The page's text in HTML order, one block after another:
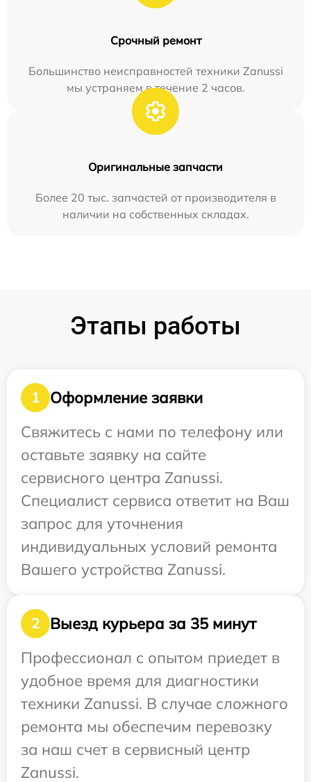
Срочный ремонт
Большинство неисправностей техники Zanussi
мы устраняем в течение 2 часов.
Оригинальные запчасти
Более 20 тыс. запчастей от производителя в
наличии на собственных складах.
Этапы работы
1
Оформление заявки
Свяжитесь с нами по телефону или
оставьте заявку на сайте
сервисного центра Zanussi.
Специалист сервиса ответит на Ваш
запрос для уточнения
индивидуальных условий ремонта
Вашего устройства Zanussi.
2
Выезд курьера за 35 минут
Профессионал с опытом приедет в
удобное время для диагностики
техники Zanussi. В случае сложного
ремонта мы обеспечим перевозку
за наш счет в сервисный центр
Zanussi.